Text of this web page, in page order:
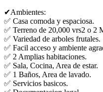
✔Ambientes:
✅ Casa comoda y espaciosa.
✅ Terreno de 20,000 vrs2 o 2
✅ Variedad de arboles frutales.
✅ Facil acceso y ambiente
✅ 2 Amplias habitaciones.
✅ Sala, Cocina, Area de estar.
✅ 1 Baños, Area de lavado.
✅ Servicios basicos.